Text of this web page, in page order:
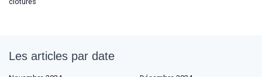
Les articles par date